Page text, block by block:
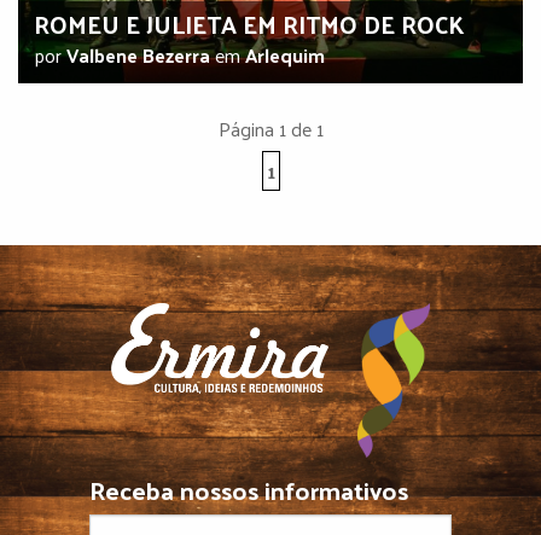
ROMEU E JULIETA EM RITMO DE ROCK
porValbene BezerraemArlequim
Página 1 de 1
1
Receba nossos informativos